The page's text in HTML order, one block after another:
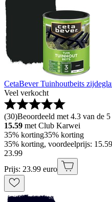
CetaBever Tuinhoutbeits
Veel verkocht
(30)Beoordeeld met 4.3 van de
15.59 met Club Karwei
35% korting35% korting
35% korting, voordeelprijs:
23.99
Prijs: 23.99 euro